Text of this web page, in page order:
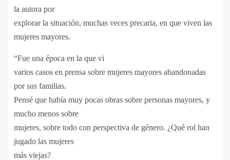
la autora por
explorar la situación, muchas veces precaria, en que viven las
mujeres mayores.
“Fue una época en la que vi
varios casos en prensa sobre mujeres mayores abandonadas
por sus familias.
Pensé que había muy pocas obras sobre personas mayores, y
mucho menos sobre
mujeres, sobre todo con perspectiva de género. ¿Qué rol han
jugado las mujeres
más viejas?